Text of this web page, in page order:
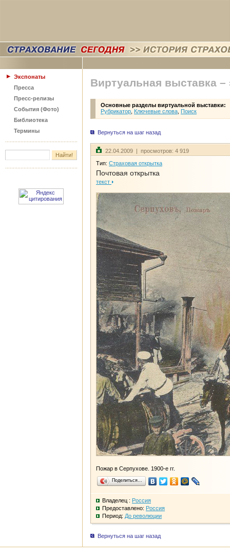
Экспонаты
Пресса
Пресс-релизы
События (Фото)
Библиотека
Термины
Виртуальная выставка –
Основные разделы виртуальной выставки:
Рубрикатор Ключевые слова Поиск
Вернуться на шаг назад
22.04.2009 | просмотров: 4 919
Тип: Страховая открытка
Почтовая открытка
текст
Пожар в Серпухове. 1900-е гг.
Поделиться…
Владелец : Россия
Предоставлено: Россия
Период: До революции
Вернуться на шаг назад